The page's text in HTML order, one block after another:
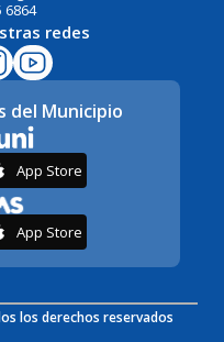
6864
redes
del Municipio
App Store
App Store
los derechos reservados